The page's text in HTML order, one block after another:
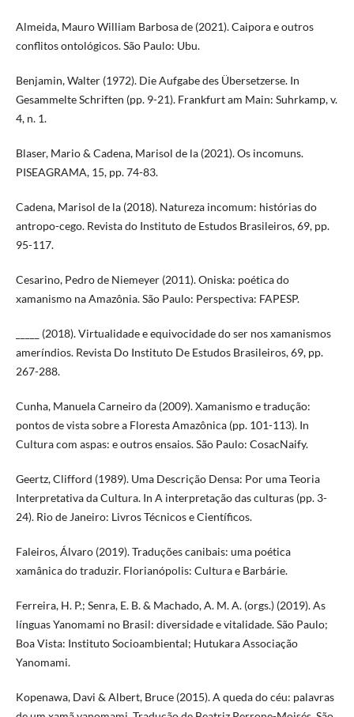
Almeida, Mauro William Barbosa de (2021). Caipora e outros
conflitos ontológicos. São Paulo: Ubu.
Benjamin, Walter (1972). Die Aufgabe des Übersetzerse. In
Gesammelte Schriften (pp. 9-21). Frankfurt am Main: Suhrkamp, v.
4, n. 1.
Blaser, Mario & Cadena, Marisol de la (2021). Os incomuns.
PISEAGRAMA, 15, pp. 74-83.
Cadena, Marisol de la (2018). Natureza incomum: histórias do
antropo-cego. Revista do Instituto de Estudos Brasileiros, 69, pp.
95-117.
Cesarino, Pedro de Niemeyer (2011). Oniska: poética do
xamanismo na Amazônia. São Paulo: Perspectiva: FAPESP.
_____ (2018). Virtualidade e equivocidade do ser nos xamanismos
ameríndios. Revista Do Instituto De Estudos Brasileiros, 69, pp.
267-288.
Cunha, Manuela Carneiro da (2009). Xamanismo e tradução:
pontos de vista sobre a Floresta Amazônica (pp. 101-113). In
Cultura com aspas: e outros ensaios. São Paulo: CosacNaify.
Geertz, Clifford (1989). Uma Descrição Densa: Por uma Teoria
Interpretativa da Cultura. In A interpretação das culturas (pp. 3-
24). Rio de Janeiro: Livros Técnicos e Científicos.
Faleiros, Álvaro (2019). Traduções canibais: uma poética
xamânica do traduzir. Florianópolis: Cultura e Barbárie.
Ferreira, H. P.; Senra, E. B. & Machado, A. M. A. (orgs.) (2019). As
línguas Yanomami no Brasil: diversidade e vitalidade. São Paulo;
Boa Vista: Instituto Socioambiental; Hutukara Associação
Yanomami.
Kopenawa, Davi & Albert, Bruce (2015). A queda do céu: palavras